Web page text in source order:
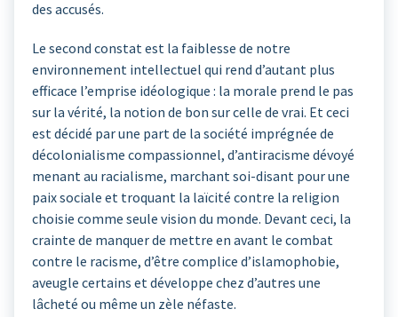
des accusés.
Le second constat est la faiblesse de notre
environnement intellectuel qui rend d’autant plus
efficace l’emprise idéologique : la morale prend le pas
sur la vérité, la notion de bon sur celle de vrai. Et ceci
est décidé par une part de la société imprégnée de
décolonialisme compassionnel, d’antiracisme dévoyé
menant au racialisme, marchant soi-disant pour une
paix sociale et troquant la laïcité contre la religion
choisie comme seule vision du monde. Devant ceci, la
crainte de manquer de mettre en avant le combat
contre le racisme, d’être complice d’islamophobie,
aveugle certains et développe chez d’autres une
lâcheté ou même un zèle néfaste.